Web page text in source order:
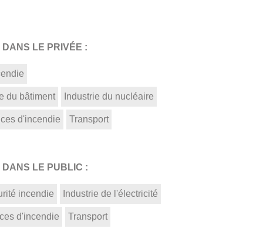
LE PRIVÉE :
du bâtiment Industrie du nucléaire
d'incendie Transport
DANS LE PUBLIC :
incendie Industrie de l'électricité
d'incendie Transport